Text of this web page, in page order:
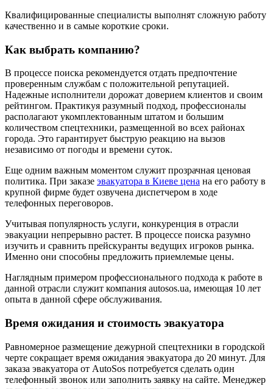
Квалифицированные специалисты выполнят сложную работу
качественно и в самые короткие сроки.
Как выбрать компанию?
В процессе поиска рекомендуется отдать предпочтение
проверенным службам с положительной репутацией.
Надежные исполнители дорожат доверием клиентов и своим
рейтингом. Практикуя разумный подход, профессионалы
располагают укомплектованным штатом и большим
количеством спецтехники, размещенной во всех районах
города. Это гарантирует быструю реакцию на вызов
независимо от погоды и времени суток.
Еще одним важным моментом служит прозрачная ценовая
политика. При заказе эвакуатора в Киеве цена на его работу в
крупной фирме будет озвучена диспетчером в ходе
телефонных переговоров.
Учитывая популярность услуги, конкуренция в отрасли
эвакуации непрерывно растет. В процессе поиска разумно
изучить и сравнить прейскуранты ведущих игроков рынка.
Именно они способны предложить приемлемые цены.
Наглядным примером профессионального подхода к работе в
данной отрасли служит компания autosos.ua, имеющая 10 лет
опыта в данной сфере обслуживания.
Время ожидания и стоимость эвакуатора
Равномерное размещение дежурной спецтехники в городской
черте сокращает время ожидания эвакуатора до 20 минут. Для
заказа эвакуатора от AutoSos потребуется сделать один
телефонный звонок или заполнить заявку на сайте. Менеджер